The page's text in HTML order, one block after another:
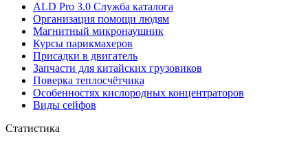
ALD Pro 3.0 Служба каталога
Организация помощи людям
Магнитный микронаушник
Курсы парикмахеров
Присадки в двигатель
Запчасти для китайских грузовиков
Поверка теплосчётчика
Особенностях кислородных концентраторов
Виды сейфов
Статистика